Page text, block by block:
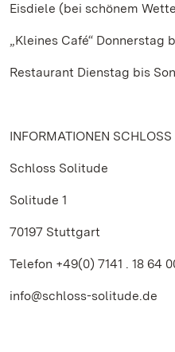
Eisdiele (bei schönem
„Kleines Café“ Donnerstag
Restaurant Dienstag bis
INFORMATIONEN
Schloss Solitude
Solitude 1
70197 Stuttgart
Telefon +49(0) 7141 . 18 64
info@schloss-solitude.de